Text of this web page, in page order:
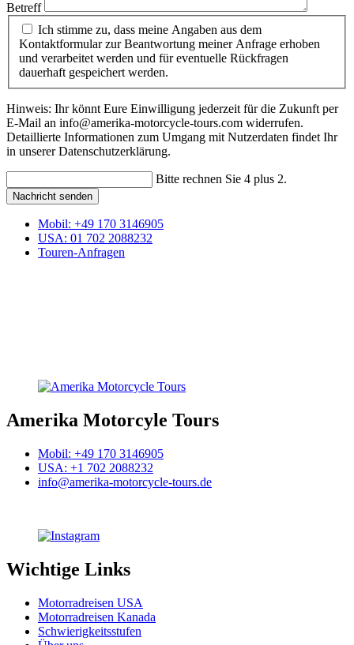
Betreff
Ich stimme zu, dass meine Angaben aus dem
Kontaktformular zur Beantwortung meiner Anfrage erhoben
und verarbeitet werden und für eventuelle Rückfragen
dauerhaft gespeichert werden.
Hinweis: Ihr könnt Eure Einwilligung jederzeit für die Zukunft per
E-Mail an info@amerika-motorcycle-tours.com widerrufen.
Detaillierte Informationen zum Umgang mit Nutzerdaten findet Ihr
in unserer Datenschutzerklärung.
Bitte rechnen Sie 4 plus 2.
Nachricht senden
Mobil: +49 170 3146905
USA: 01 702 2088232
Touren-Anfragen
Amerika Motorcyle Tours
Mobil: +49 170 3146905
USA: +1 702 2088232
info@amerika-motorcycle-tours.de
Wichtige Links
Motorradreisen USA
Motorradreisen Kanada
Schwierigkeitsstufen